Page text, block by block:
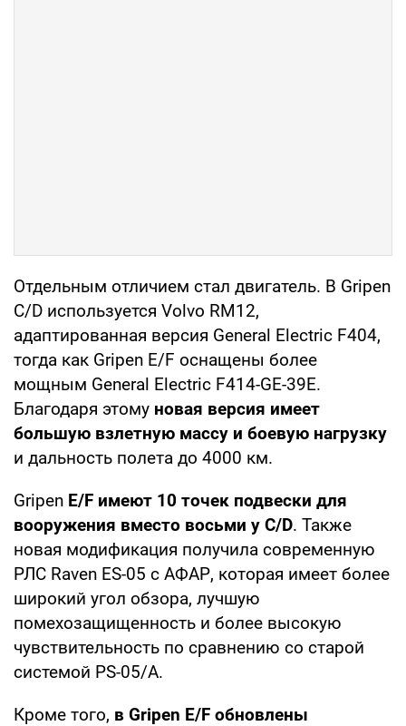
Отдельным отличием стал двигатель. В Gripen
C/D используется Volvo RM12,
адаптированная версия General Electric F404,
тогда как Gripen E/F оснащены более
мощным General Electric F414-GE-39E.
Благодаря этому новая версия имеет
большую взлетную массу и боевую нагрузку
и дальность полета до 4000 км.
Gripen E/F имеют 10 точек подвески для
вооружения вместо восьми у C/D. Также
новая модификация получила современную
РЛС Raven ES-05 с АФАР, которая имеет более
широкий угол обзора, лучшую
помехозащищенность и более высокую
чувствительность по сравнению со старой
системой PS-05/A.
Кроме того, в Gripen E/F обновлены